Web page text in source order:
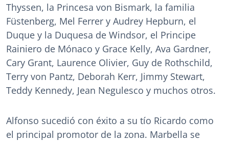
Thyssen, la Princesa von Bismark, la familia
Füstenberg, Mel Ferrer y Audrey Hepburn, el
Duque y la Duquesa de Windsor, el Principe
Rainiero de Mónaco y Grace Kelly, Ava Gardner,
Cary Grant, Laurence Olivier, Guy de Rothschild,
Terry von Pantz, Deborah Kerr, Jimmy Stewart,
Teddy Kennedy, Jean Negulesco y muchos otros.
Alfonso sucedió con éxito a su tío Ricardo como
el principal promotor de la zona. Marbella se